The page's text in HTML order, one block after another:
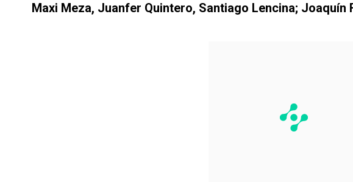
Maxi Meza, Juanfer Quintero, Santiago Lencina; Joaquín